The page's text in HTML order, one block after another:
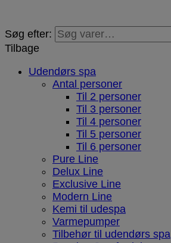
Søg efter:
Tilbage
Udendørs spa
Antal personer
Til 2 personer
Til 3 personer
Til 4 personer
Til 5 personer
Til 6 personer
Pure Line
Delux Line
Exclusive Line
Modern Line
Kemi til udespa
Varmepumper
Tilbehør til udendørs spa